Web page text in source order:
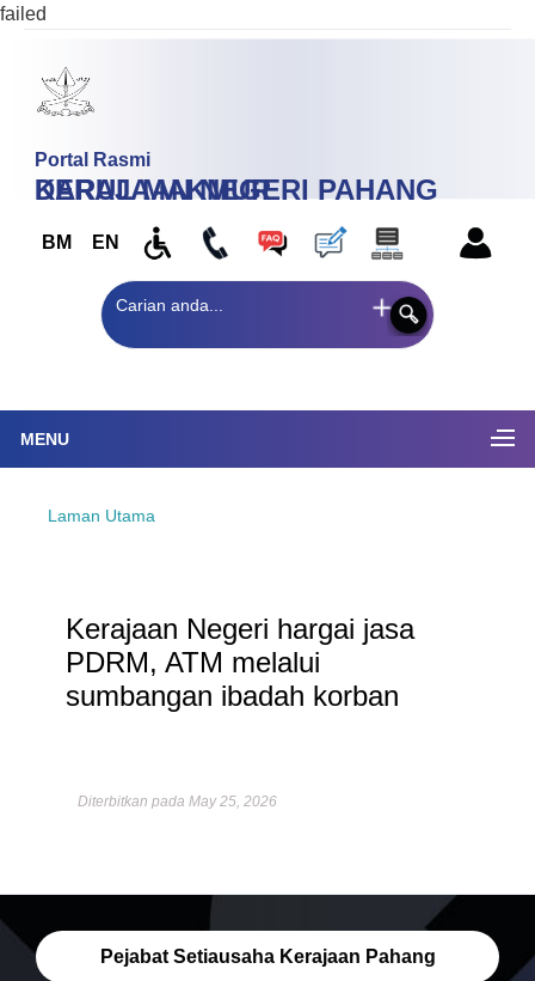
failed
Portal Rasmi
KERAJAAN NEGERI PAHANG
DARUL MAKMUR
BM EN
MENU
Laman Utama
Kerajaan Negeri hargai jasa
PDRM, ATM melalui
sumbangan ibadah korban
Diterbitkan pada May 25, 2026
Pejabat Setiausaha Kerajaan Pahang